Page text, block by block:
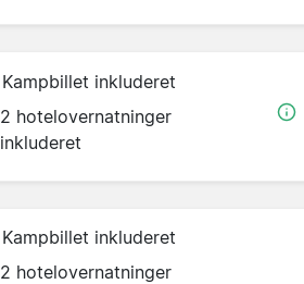
Kampbillet inkluderet
2 hotelovernatninger
inkluderet
Kampbillet inkluderet
2 hotelovernatninger